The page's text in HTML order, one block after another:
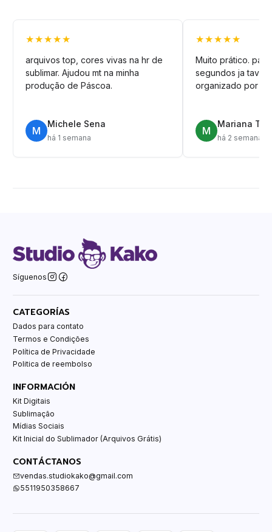
★★★★★
arquivos top, cores vivas na hr de
sublimar. Ajudou mt na minha
produção de Páscoa.
M
Michele Sena
há 1 semana
★★★★★
Muito prático.
segundos ja tava
organizado por
M
Mariana T.
há 2 semanas
Síguenos
CATEGORÍAS
Dados para contato
Termos e Condições
Política de Privacidade
Politica de reembolso
INFORMACIÓN
Kit Digitais
Sublimação
Mídias Sociais
Kit Inicial do Sublimador (Arquivos Grátis)
CONTÁCTANOS
vendas.studiokako@gmail.com
5511950358667